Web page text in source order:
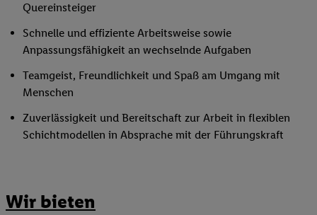
Quereinsteiger
Schnelle und effiziente Arbeitsweise sowie
Anpassungsfähigkeit an wechselnde Aufgaben
Teamgeist, Freundlichkeit und Spaß am Umgang mit
Menschen
Zuverlässigkeit und Bereitschaft zur Arbeit in flexiblen
Schichtmodellen in Absprache mit der Führungskraft
Wir bieten